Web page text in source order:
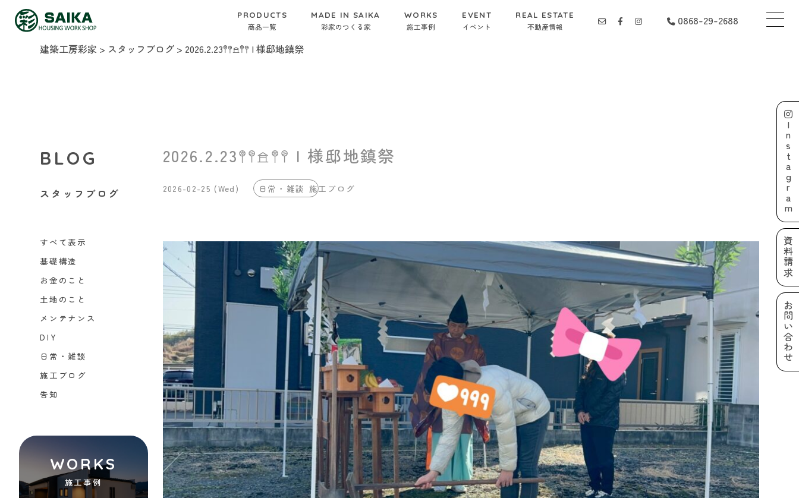
PRODUCTS
商品一覧
MADE IN SAIKA
彩家のつくる家
WORKS
施工事例
EVENT
イベント
REAL ESTATE
不動産情報
0868-29-2688
建築工房彩家 > スタッフブログ > 2026.2.23𖤣𖤥𖠿𖤣𖤥 I 様邸地鎮祭
BLOG
スタッフブログ
すべて表示
基礎構造
お金のこと
土地のこと
メンテナンス
DIY
日常・雑談
施工ブログ
告知
WORKS
施工事例
2026.2.23𖤣𖤥𖠿𖤣𖤥 I 様邸地鎮祭
2026-02-25 (Wed) 日常・雑談 施工ブログ Instagram
資料請求
お問い合わせ